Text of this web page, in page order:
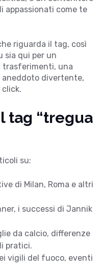
appassionati come te
riguarda il tag, così
sia qui per un
trasferimenti, una
aneddoto divertente,
tag “tregua
su:
di Milan, Roma e altri
i successi di Jannik
da calcio, differenze
pratici.
vigili del fuoco, eventi